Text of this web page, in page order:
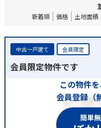
新着順 価格 土地面積
中古一戸建て 会員限定
会員限定物件です
この物件
会員登録（
簡単